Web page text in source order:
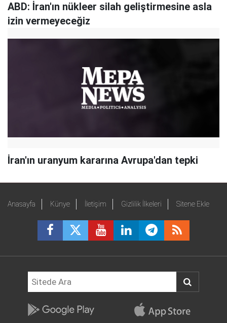
ABD: İran'ın nükleer silah geliştirmesine asla
izin vermeyeceğiz
İran'ın uranyum kararına Avrupa'dan tepki
Anasayfa Künye İletişim Gizlilik İlkeleri Sitene Ekle